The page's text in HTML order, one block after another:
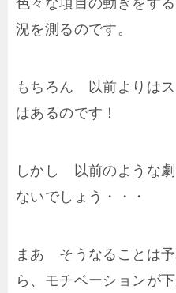
色々な項目の動きをす
況を測るのです。
もちろん 以前よりは
はあるのです！
しかし 以前のような
ないでしょう・・・
まあ そうなることは
ら、モチベーションが